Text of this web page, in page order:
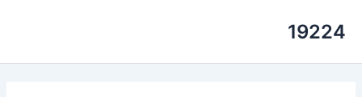
19224